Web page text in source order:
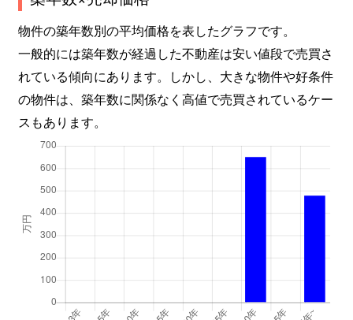
物件の築年数別の平均価格を表したグラフです。
一般的には築年数が経過した不動産は安い値段で売買さ
れている傾向にあります。しかし、大きな物件や好条件
の物件は、築年数に関係なく高値で売買されているケー
スもあります。